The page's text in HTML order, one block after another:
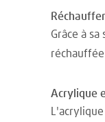
Grâce à
Acrylique